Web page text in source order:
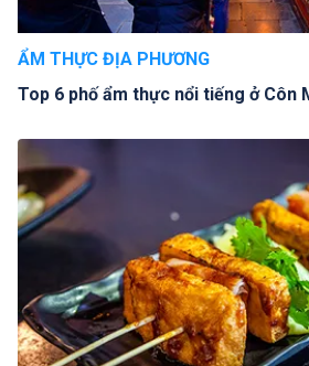
ẨM THỰC ĐỊA PHƯƠNG
Top 6 phố ẩm thực nổi tiếng ở Côn